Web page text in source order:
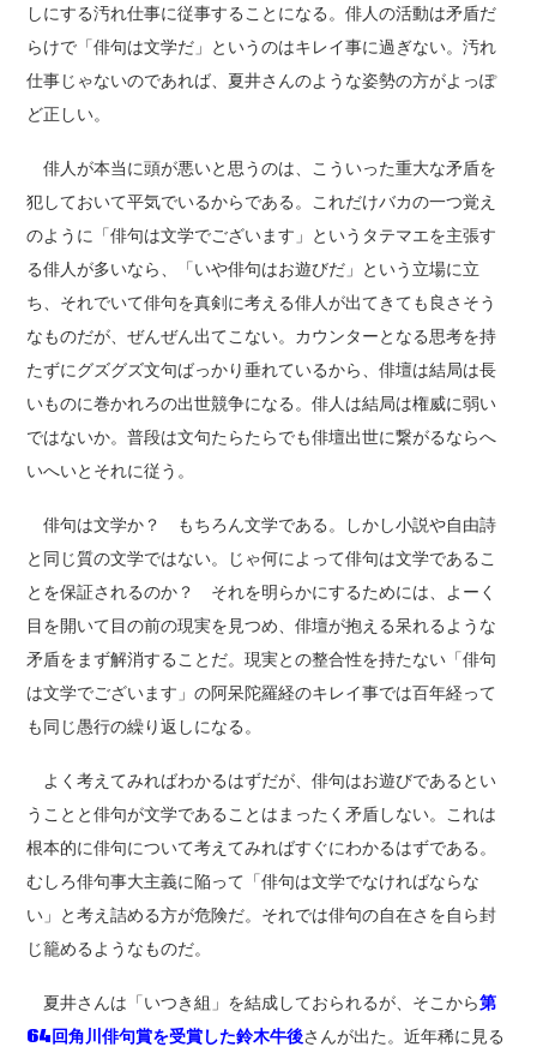
しにする汚れ仕事に従事することになる。俳人の活動は矛盾だ
らけで「俳句は文学だ」というのはキレイ事に過ぎない。汚れ
仕事じゃないのであれば、夏井さんのような姿勢の方がよっぽ
ど正しい。
俳人が本当に頭が悪いと思うのは、こういった重大な矛盾を
犯しておいて平気でいるからである。これだけバカの一つ覚え
のように「俳句は文学でございます」というタテマエを主張す
る俳人が多いなら、「いや俳句はお遊びだ」という立場に立
ち、それでいて俳句を真剣に考える俳人が出てきても良さそう
なものだが、ぜんぜん出てこない。カウンターとなる思考を持
たずにグズグズ文句ばっかり垂れているから、俳壇は結局は長
いものに巻かれろの出世競争になる。俳人は結局は権威に弱い
ではないか。普段は文句たらたらでも俳壇出世に繋がるならへ
いへいとそれに従う。
俳句は文学か？ もちろん文学である。しかし小説や自由詩
と同じ質の文学ではない。じゃ何によって俳句は文学であるこ
とを保証されるのか？ それを明らかにするためには、よーく
目を開いて目の前の現実を見つめ、俳壇が抱える呆れるような
矛盾をまず解消することだ。現実との整合性を持たない「俳句
は文学でございます」の阿呆陀羅経のキレイ事では百年経って
も同じ愚行の繰り返しになる。
よく考えてみればわかるはずだが、俳句はお遊びであるとい
うことと俳句が文学であることはまったく矛盾しない。これは
根本的に俳句について考えてみればすぐにわかるはずである。
むしろ俳句事大主義に陥って「俳句は文学でなければならな
い」と考え詰める方が危険だ。それでは俳句の自在さを自ら封
じ籠めるようなものだ。
夏井さんは「いつき組」を結成しておられるが、そこから第
64回角川俳句賞を受賞した鈴木牛後さんが出た。近年稀に見る